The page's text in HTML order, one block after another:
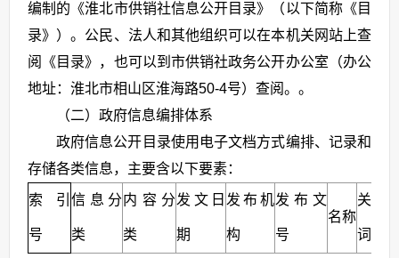
编制的《淮北市供销社信息公开目录》（以下简称《目
录》）。公民、法人和其他组织可以在本机关网站上查
阅《目录》，也可以到市供销社政务公开办公室（办公
地址：淮北市相山区淮海路50-4号）查阅。。
（二）政府信息编排体系
政府信息公开目录使用电子文档方式编排、记录和
存储各类信息，主要含以下要素：
索引
号
信息分
类
内容分
类
发文日
期
发布机
构
发布文
号
名称
关键
词